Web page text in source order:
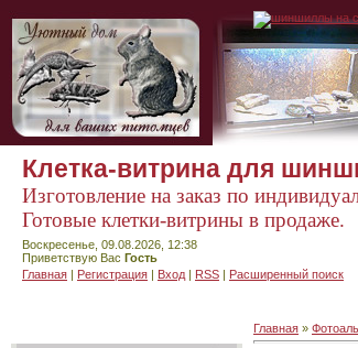
Клетка-витрина для
Изготовление на заказ по
Готовые клетки-витрины в продаже.
Воскресенье, 09.08.2026, 12:38
Приветствую Вас Гость
Главная | Регистрация | Вход | RSS | Расширенный поиск
Главная »